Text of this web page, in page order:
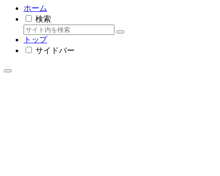
ホーム
検索
トップ
サイドバー